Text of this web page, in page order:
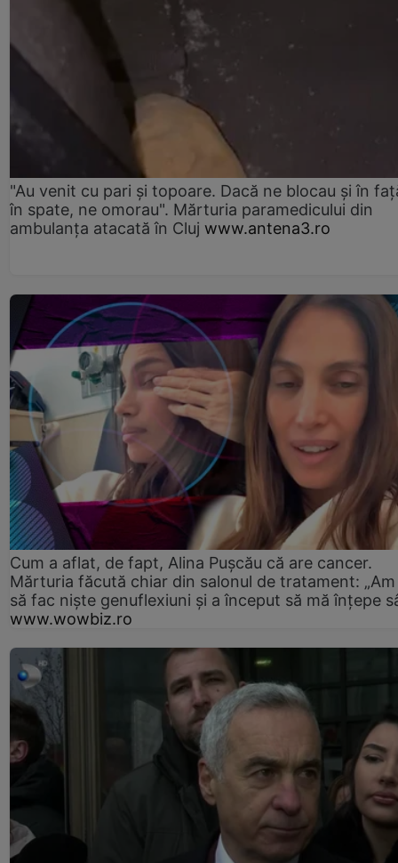
"Au venit cu pari și topoare. Dacă ne blocau şi în
în spate, ne omorau". Mărturia paramedicului din
ambulanţa atacată în Cluj www.antena3.ro
Cum a aflat, de fapt, Alina Pușcău că are cancer.
Mărturia făcută chiar din salonul de tratament:
să fac niște genuflexiuni și a început să mă înțepe
www.wowbiz.ro